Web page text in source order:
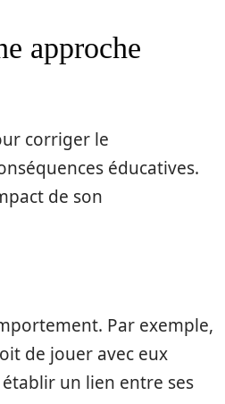
approche
corriger le
éducatives.
de son
Par exemple,
de jouer avec eux
un lien entre ses